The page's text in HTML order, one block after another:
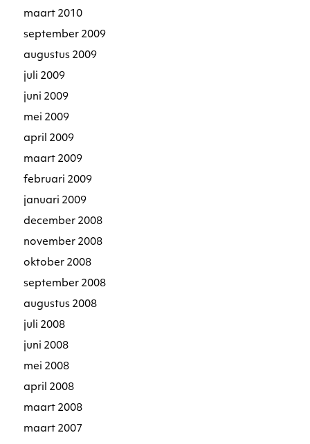
maart 2010
september 2009
augustus 2009
juli 2009
juni 2009
mei 2009
april 2009
maart 2009
februari 2009
januari 2009
december 2008
november 2008
oktober 2008
september 2008
augustus 2008
juli 2008
juni 2008
mei 2008
april 2008
maart 2008
maart 2007